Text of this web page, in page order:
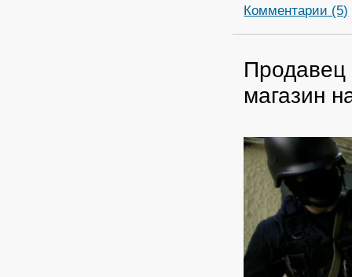
Комментарии (5)
Продавец
магазин